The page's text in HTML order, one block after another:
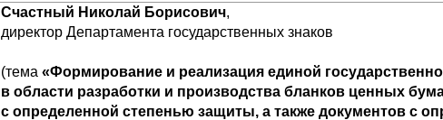
Счастный Николай Борисович,
директор Департамента государственных знаков
(тема«Формирование и реализация единой
в области разработки и производства бланков ценных
с определенной степенью защиты, а также документов с